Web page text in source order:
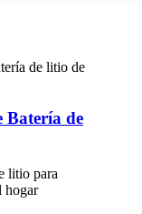
Batería de